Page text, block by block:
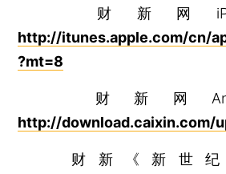
财新网
http://itunes.apple.com/cn/
?mt=8
财新网
http://download.caixin.com/
财新《新世纪